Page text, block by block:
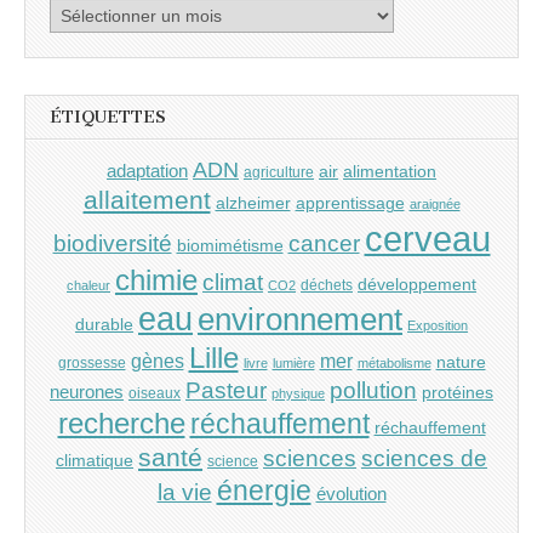
Archives
ÉTIQUETTES
adaptation ADN agriculture air alimentation
allaitement alzheimer apprentissage araignée
biodiversité biomimétisme cancer cerveau
chaleur chimieclimat CO2 déchets développement
durable eau environnement Exposition
grossesse gènes Lille livre lumière mer métabolisme nature
neurones oiseaux Pasteur physique pollution protéines
recherche réchauffement réchauffement
climatique santé science sciences sciences de
la vie énergie évolution